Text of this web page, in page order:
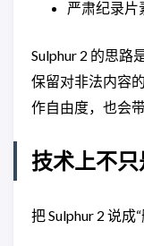
严肃纪录片
Sulphur 2 的思路
保留对非法内容
作自由度，也会
技术上不只
把 Sulphur 2 说成